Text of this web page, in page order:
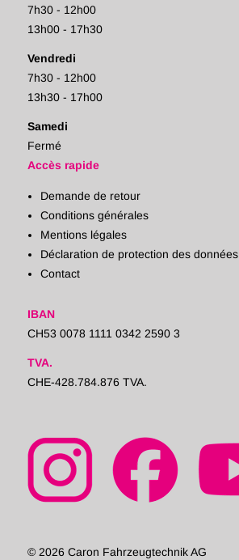
7h30 - 12h00
13h00 - 17h30
Vendredi
7h30 - 12h00
13h30 - 17h00
Samedi
Fermé
Accès rapide
Demande de retour
Conditions générales
Mentions légales
Déclaration de protection des données
Contact
IBAN
CH53 0078 1111 0342 2590 3
TVA.
CHE-428.784.876 TVA.
© 2026 Caron Fahrzeugtechnik AG